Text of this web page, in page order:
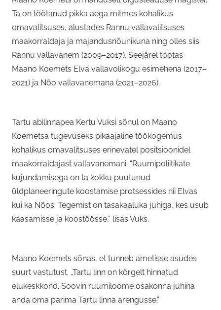
Ta on töötanud pikka aega mitmes kohalikus
omavalitsuses, alustades Rannu vallavalitsuses
maakorraldaja ja majandusnõunikuna ning olles siis
Rannu vallavanem (2009–2017). Seejärel töötas
Maano Koemets Elva vallavolikogu esimehena (2017–
2021) ja Nõo vallavanemana (2021–2026).
Tartu abilinnapea Kertu Vuksi sõnul on Maano
Koemetsa tugevuseks pikaajaline töökogemus
kohalikus omavalitsuses erinevatel positsioonidel
maakorraldajast vallavanemani. “Ruumipoliitikate
kujundamisega on ta kokku puutunud
üldplaneeringute koostamise protsessides nii Elvas
kui ka Nõos. Tegemist on tasakaaluka juhiga, kes usub
kaasamisse ja koostöösse,” lisas Vuks.
Maano Koemets sõnas, et tunneb ametisse asudes
suurt vastutust. „Tartu linn on kõrgelt hinnatud
elukeskkond. Soovin ruumiloome osakonna juhina
anda oma parima Tartu linna arengusse.”